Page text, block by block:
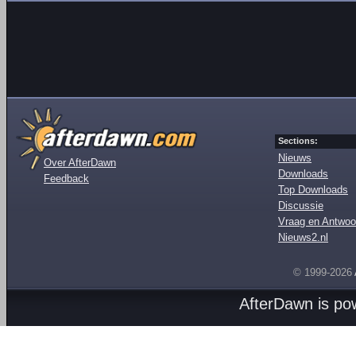
Over AfterDawn
Feedback
Sections:
Nieuws
Downloads
Top Downloads
Discussie
Vraag en
Nieuws2.nl
© 1999-2026
AfterDawn is